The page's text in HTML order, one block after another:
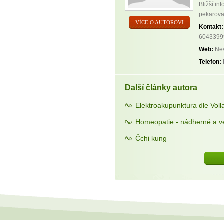
VÍCE O AUTOROVI
Bližší
Kontakt:
Web:
Telefon:
Další články autora
Elektroakupunktura dle
Homeopatie - nádherné a
Čchi kung